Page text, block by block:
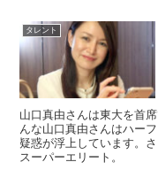
タレント
山口真由さんは東大を首
んな山口真由さんはハー
疑惑が浮上しています。
スーパーエリート。